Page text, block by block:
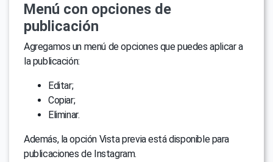
Menú con opciones de
publicación
Agregamos un menú de opciones que puedes aplicar a
la publicación:
Editar;
Copiar;
Eliminar.
Además, la opción Vista previa está disponible para
publicaciones de Instagram.